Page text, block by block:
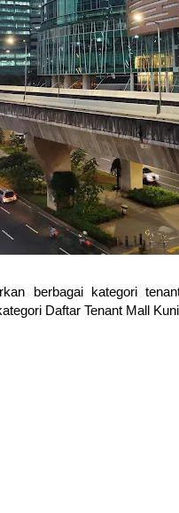
berbagai kategori
Daftar Tenant Mall